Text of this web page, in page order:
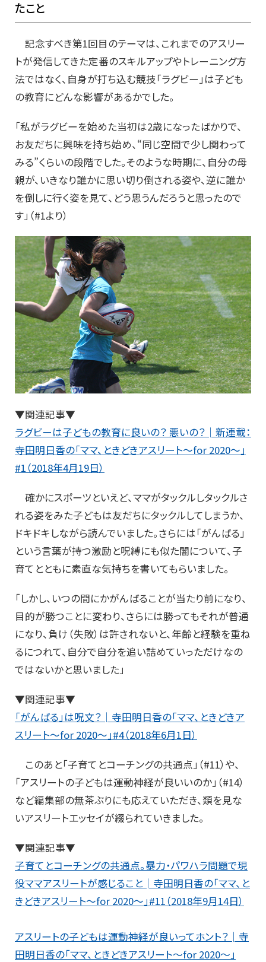
たこと
記念すべき第1回目のテーマは、これまでのアスリー
トが発信してきた定番のスキルアップやトレーニング方
法ではなく、自身が打ち込む競技「ラグビー」は子ども
の教育にどんな影響があるかでした。
「私がラグビーを始めた当初は2歳になったばかりで、
お友だちに興味を持ち始め、“同じ空間で少し関わって
みる”くらいの段階でした。そのような時期に、自分の母
親が、いきなり誰かに思い切り倒される姿や、逆に誰か
を倒しに行く姿を見て、どう思うんだろうと思ったので
す」（#1より）
▼関連記事▼
ラグビーは子どもの教育に良いの？ 悪いの？│新連載：
寺田明日香の「ママ、ときどきアスリート～for 2020～」
#1（2018年4月19日）
確かにスポーツといえど、ママがタックルしタックルさ
れる姿をみた子どもは友だちにタックルしてしまうか、
ドキドキしながら読んでいました。さらには「がんばる」
という言葉が持つ激励と呪縛にも似た闇について、子
育てとともに素直な気持ちを書いてもらいました。
「しかし、いつの間にかがんばることが当たり前になり、
目的が勝つことに変わり、さらには勝ってもそれが普通
になり、負け（失敗）は許されないと、年齢と経験を重ね
るにつれて、自分で自分を追い詰めていっただけなの
ではないかと思いました」
▼関連記事▼
「がんばる」は呪文？│寺田明日香の「ママ、ときどきア
スリート～for 2020～」#4（2018年6月1日）
このあと「子育てとコーチングの共通点」（#11）や、
「アスリートの子どもは運動神経が良いいのか」（#14）
など編集部の無茶ぶりにも応えていただき、類を見な
いアスリートエッセイが綴られていきました。
▼関連記事▼
子育てとコーチングの共通点。暴力・パワハラ問題で現
役ママアスリートが感じること│寺田明日香の「ママ、と
きどきアスリート～for 2020～」#11（2018年9月14日）
アスリートの子どもは運動神経が良いってホント？│寺
田明日香の「ママ、ときどきアスリート～for 2020～」